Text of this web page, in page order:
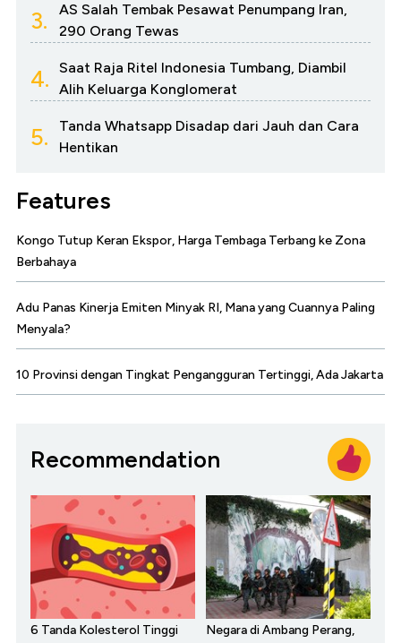
3.
AS Salah Tembak Pesawat Penumpang Iran,
290 Orang Tewas
4.
Saat Raja Ritel Indonesia Tumbang, Diambil
Alih Keluarga Konglomerat
5.
Tanda Whatsapp Disadap dari Jauh dan Cara
Hentikan
Features
Kongo Tutup Keran Ekspor, Harga Tembaga Terbang ke Zona
Berbahaya
Adu Panas Kinerja Emiten Minyak RI, Mana yang Cuannya Paling
Menyala?
10 Provinsi dengan Tingkat Pengangguran Tertinggi, Ada Jakarta
Recommendation
6 Tanda Kolesterol Tinggi
Negara di Ambang Perang,